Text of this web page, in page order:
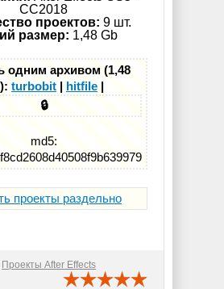
СС2018
проектов: 9 шт.
размер: 1,48 Gb
одним архивом (1,48
turbobit | hitfile |
🔒
md5:
проекты раздельно
Проекты After Effects